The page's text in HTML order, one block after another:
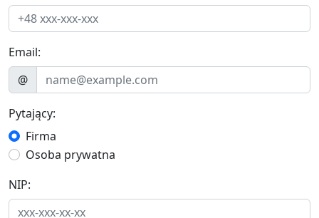
Email:
@
Pytający:
Firma
Osoba prywatna
NIP: